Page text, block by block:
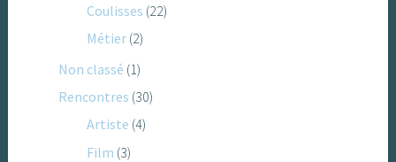
Coulisses (22)
Métier (2)
Non classé (1)
Rencontres (30)
Artiste (4)
Film (3)